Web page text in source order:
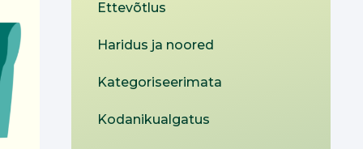
Ettevõtlus
Haridus ja noored
Kategoriseerimata
Kodanikualgatus